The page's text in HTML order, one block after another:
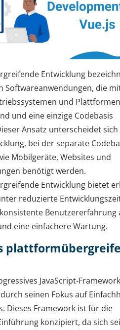
Entwicklung
Softwareanwendungen, die
und Plattformen
und eine einzige Codebasis
Ansatz unterscheidet
bei der separate
Mobilgeräte, Websites und
benötigt werden.
Entwicklung bietet
reduzierte
Benutzererfahrung
eine einfachere Wartung.
JavaScript-
seinen Fokus auf
Dieses Framework ist für die
konzipiert, da sich